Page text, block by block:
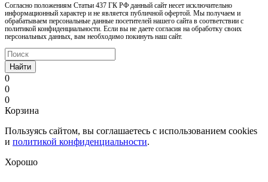
Согласно положениям Статьи 437 ГК РФ данный сайт несет исключительно
информационный характер и не является публичной офертой. Мы получаем и
обрабатываем персональные данные посетителей нашего сайта в соответствии с
политикой конфиденциальности. Если вы не даете согласия на обработку своих
персональных данных, вам необходимо покинуть наш сайт.
Найти
0
0
0
Корзина
Пользуясь сайтом, вы соглашаетесь с использованием cookies
и политикой конфиденциальности.
Хорошо